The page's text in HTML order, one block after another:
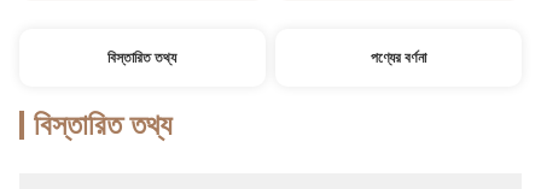
বিস্তারিত তথ্য পণ্যের বর্ণনা
বিস্তারিত তথ্য